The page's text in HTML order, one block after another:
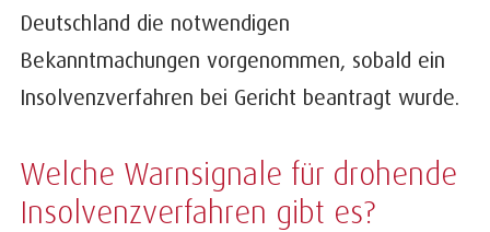
Deutschland die notwendigen
Bekanntmachungen vorgenommen, sobald ein
Insolvenzverfahren bei Gericht beantragt wurde.
Welche Warnsignale für drohende
Insolvenzverfahren gibt es?